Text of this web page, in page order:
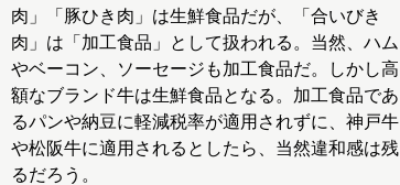
肉」「豚ひき肉」は生鮮食品だが、「合いびき
肉」は「加工食品」として扱われる。当然、ハム
やベーコン、ソーセージも加工食品だ。しかし高
額なブランド牛は生鮮食品となる。加工食品であ
るパンや納豆に軽減税率が適用されずに、神戸牛
や松阪牛に適用されるとしたら、当然違和感は残
るだろう。